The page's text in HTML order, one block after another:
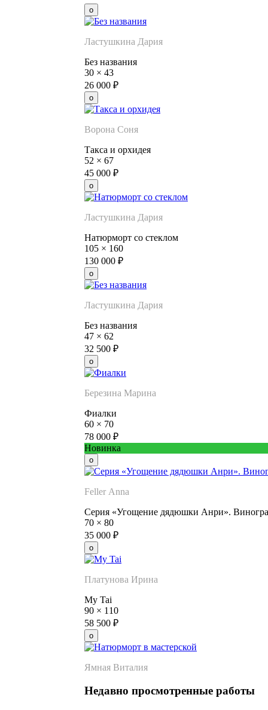
Ластушкина Дария
Без названия
30 × 43
26 000 ₽
Ворона Соня
Такса и орхидея
52 × 67
45 000 ₽
Ластушкина Дария
Натюрморт со стеклом
105 × 160
130 000 ₽
Ластушкина Дария
Без названия
47 × 62
32 500 ₽
Березина Марина
Фиалки
60 × 70
78 000 ₽
Новинка
Feller Anna
Серия «Угощение дядюшки Анри».
70 × 80
35 000 ₽
Платунова Ирина
My Tai
90 × 110
58 500 ₽
Ямная Виталия
Недавно просмотренные работы